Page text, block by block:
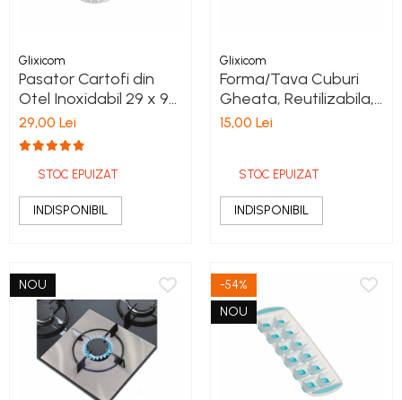
Glixicom
Pasator Cartofi din
Otel Inoxidabil 29 x 9
cm G Glixicom®
29,00 Lei
STOC EPUIZAT
INDISPONIBIL
Glixicom
Forma/Tava Cuburi
Gheata, Reutilizabila,
11 Compartimente
15,00 Lei
STOC EPUIZAT
INDISPONIBIL
NOU
-54%
NOU